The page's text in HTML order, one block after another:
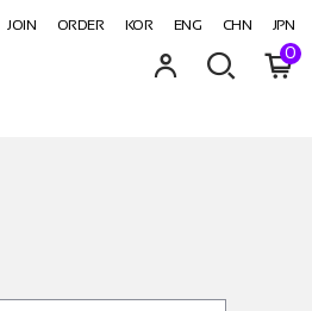
JOIN ORDER KOR ENG CHN JPN
0